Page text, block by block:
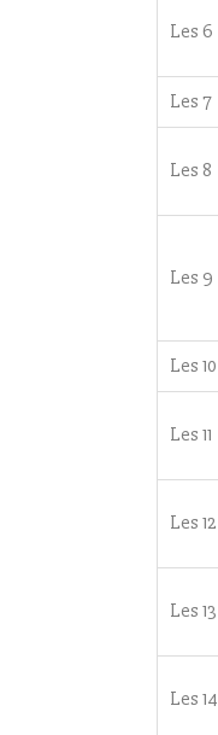
Les 6
Les 7
Les 8
Les 9
Les 10
Les 11
Les 12
Les 13
Les 14